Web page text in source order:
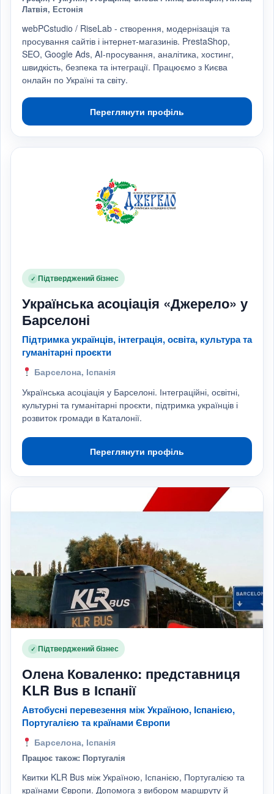
Латвія, Естонія
webPCstudio / RiseLab - створення, модернізація та
просування сайтів і інтернет-магазинів. PrestaShop,
SEO, Google Ads, AI-просування, аналітика, хостинг,
швидкість, безпека та інтеграції. Працюємо з Києва
онлайн по Україні та світу.
Переглянути профіль
✓ Підтверджений бізнес
Українська асоціація «Джерело» у
Барселоні
Підтримка українців, інтеграція, освіта, культура та
гуманітарні проєкти
Барселона, Іспанія
Українська асоціація у Барселоні. Інтеграційні, освітні,
культурні та гуманітарні проєкти, підтримка українців і
розвиток громади в Каталонії.
Переглянути профіль
✓ Підтверджений бізнес
Олена Коваленко: представниця
KLR Bus в Іспанії
Автобусні перевезення між Україною, Іспанією,
Португалією та країнами Європи
Барселона, Іспанія
Працює також: Португалія
Квитки KLR Bus між Україною, Іспанією, Португалією та
країнами Європи. Допомога з вибором маршруту й